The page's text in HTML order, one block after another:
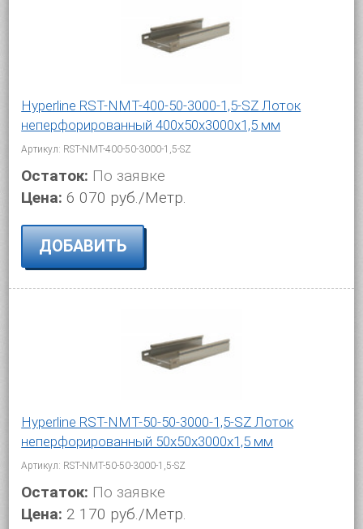
Hyperline RST-NMT-400-50-3000-1,5-SZ Лоток
неперфорированный 400x50x3000x1,5 мм
Артикул: RST-NMT-400-50-3000-1,5-SZ
Остаток: По заявке
Цена: 6 070 руб./Метр.
ДОБАВИТЬ
Hyperline RST-NMT-50-50-3000-1,5-SZ Лоток
неперфорированный 50x50x3000x1,5 мм
Артикул: RST-NMT-50-50-3000-1,5-SZ
Остаток: По заявке
Цена: 2 170 руб./Метр.